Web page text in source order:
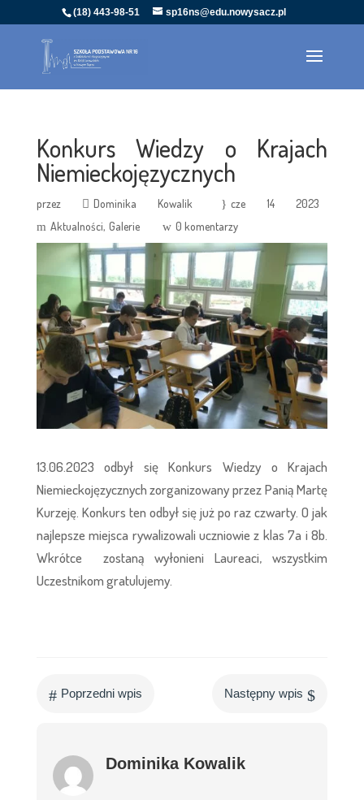
(18) 443-98-51 sp16ns@edu.nowysacz.pl
Konkurs Wiedzy o Krajach
Niemieckojęzycznych
przez Dominika Kowalik
cze 14 2023
Aktualności Galerie 0 komentarzy
13.06.2023 odbył się Konkurs Wiedzy o Krajach
Niemieckojęzycznych zorganizowany przez Panią Martę
Kurzeję. Konkurs ten odbył się już po raz czwarty. O jak
najlepsze miejsca rywalizowali uczniowie z klas 7a i 8b.
Wkrótce zostaną wyłonieni Laureaci, wszystkim
Uczestnikom gratulujemy.
# Poprzedni wpis Następny wpis $
Dominika Kowalik